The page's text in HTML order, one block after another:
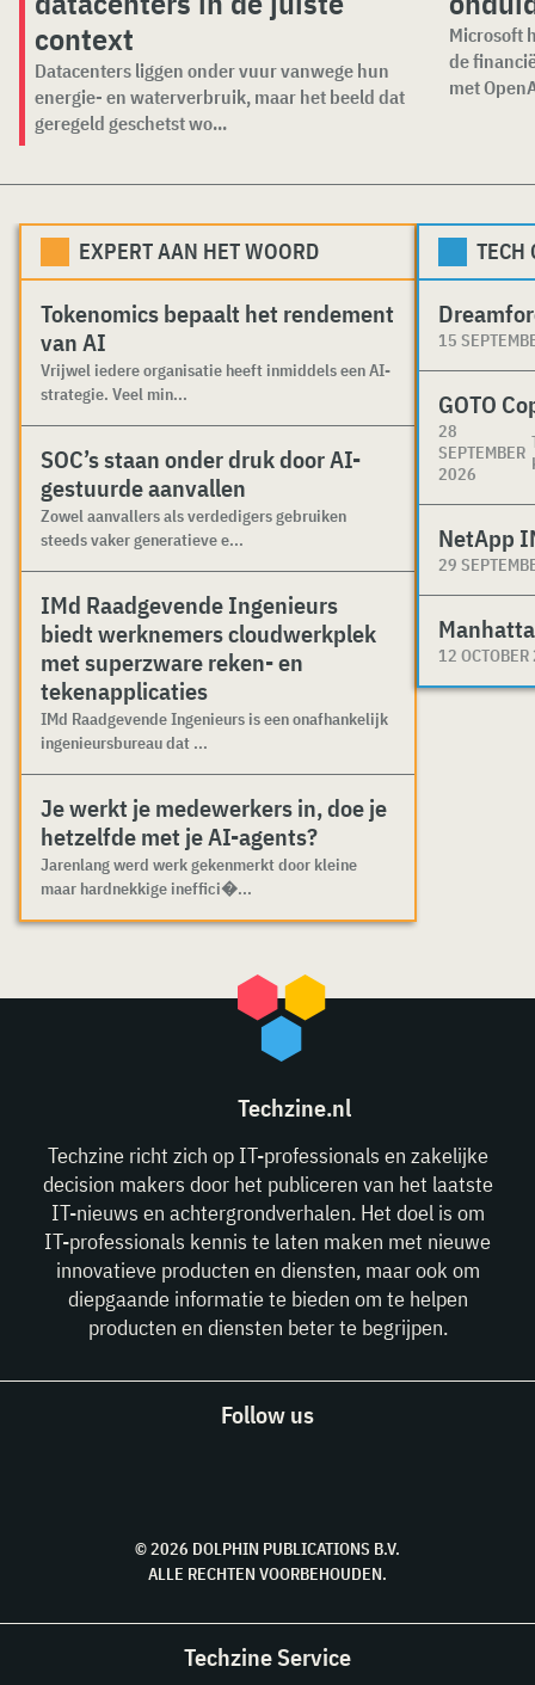
context
Datacenters liggen onder vuur vanwege hun
energie- en waterverbruik, maar het beeld dat
geregeld geschetst wo...
Microsoft
de
met
EXPERT AAN HET WOORD
Tokenomics bepaalt het rendement
van AI
Vrijwel iedere organisatie heeft inmiddels een AI-
strategie. Veel min...
SOC’s staan onder druk door AI-
gestuurde aanvallen
Zowel aanvallers als verdedigers gebruiken
steeds vaker generatieve e...
IMd Raadgevende Ingenieurs
biedt werknemers cloudwerkplek
met superzware reken- en
tekenapplicaties
IMd Raadgevende Ingenieurs is een onafhankelijk
ingenieursbureau dat ...
Je werkt je medewerkers in, doe je
hetzelfde met je AI-agents?
Jarenlang werd werk gekenmerkt door kleine
maar hardnekkige ineffici�...
TECH
15
GOTO
28
SEPTEMBER
2026
NetApp
29
12
Techzine.nl
Techzine richt zich op IT-professionals en zakelijke
decision makers door het publiceren van het laatste
IT-nieuws en achtergrondverhalen. Het doel is om
IT-professionals kennis te laten maken met nieuwe
innovatieve producten en diensten, maar ook om
diepgaande informatie te bieden om te helpen
producten en diensten beter te begrijpen.
Follow us
© 2026 DOLPHIN PUBLICATIONS B.V.
ALLE RECHTEN VOORBEHOUDEN.
Techzine Service